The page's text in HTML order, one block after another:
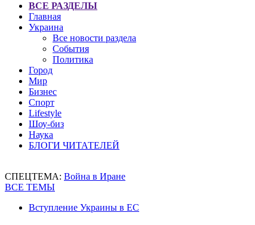
ВСЕ РАЗДЕЛЫ
Главная
Украина
Все новости раздела
События
Политика
Город
Мир
Бизнес
Спорт
Lifestyle
Шоу-биз
Наука
БЛОГИ ЧИТАТЕЛЕЙ
СПЕЦТЕМА: Война в Иране
ВСЕ ТЕМЫ
Вступление Украины в ЕС